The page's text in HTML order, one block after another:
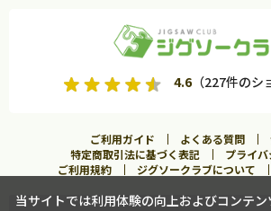
4.6（227件のシ
ご利用ガイド よくある質問
特定商取引法に基づく表記
プライ
ご利用規約
ジグソークラブについて
当サイトでは利用体験の向上およびコンテ